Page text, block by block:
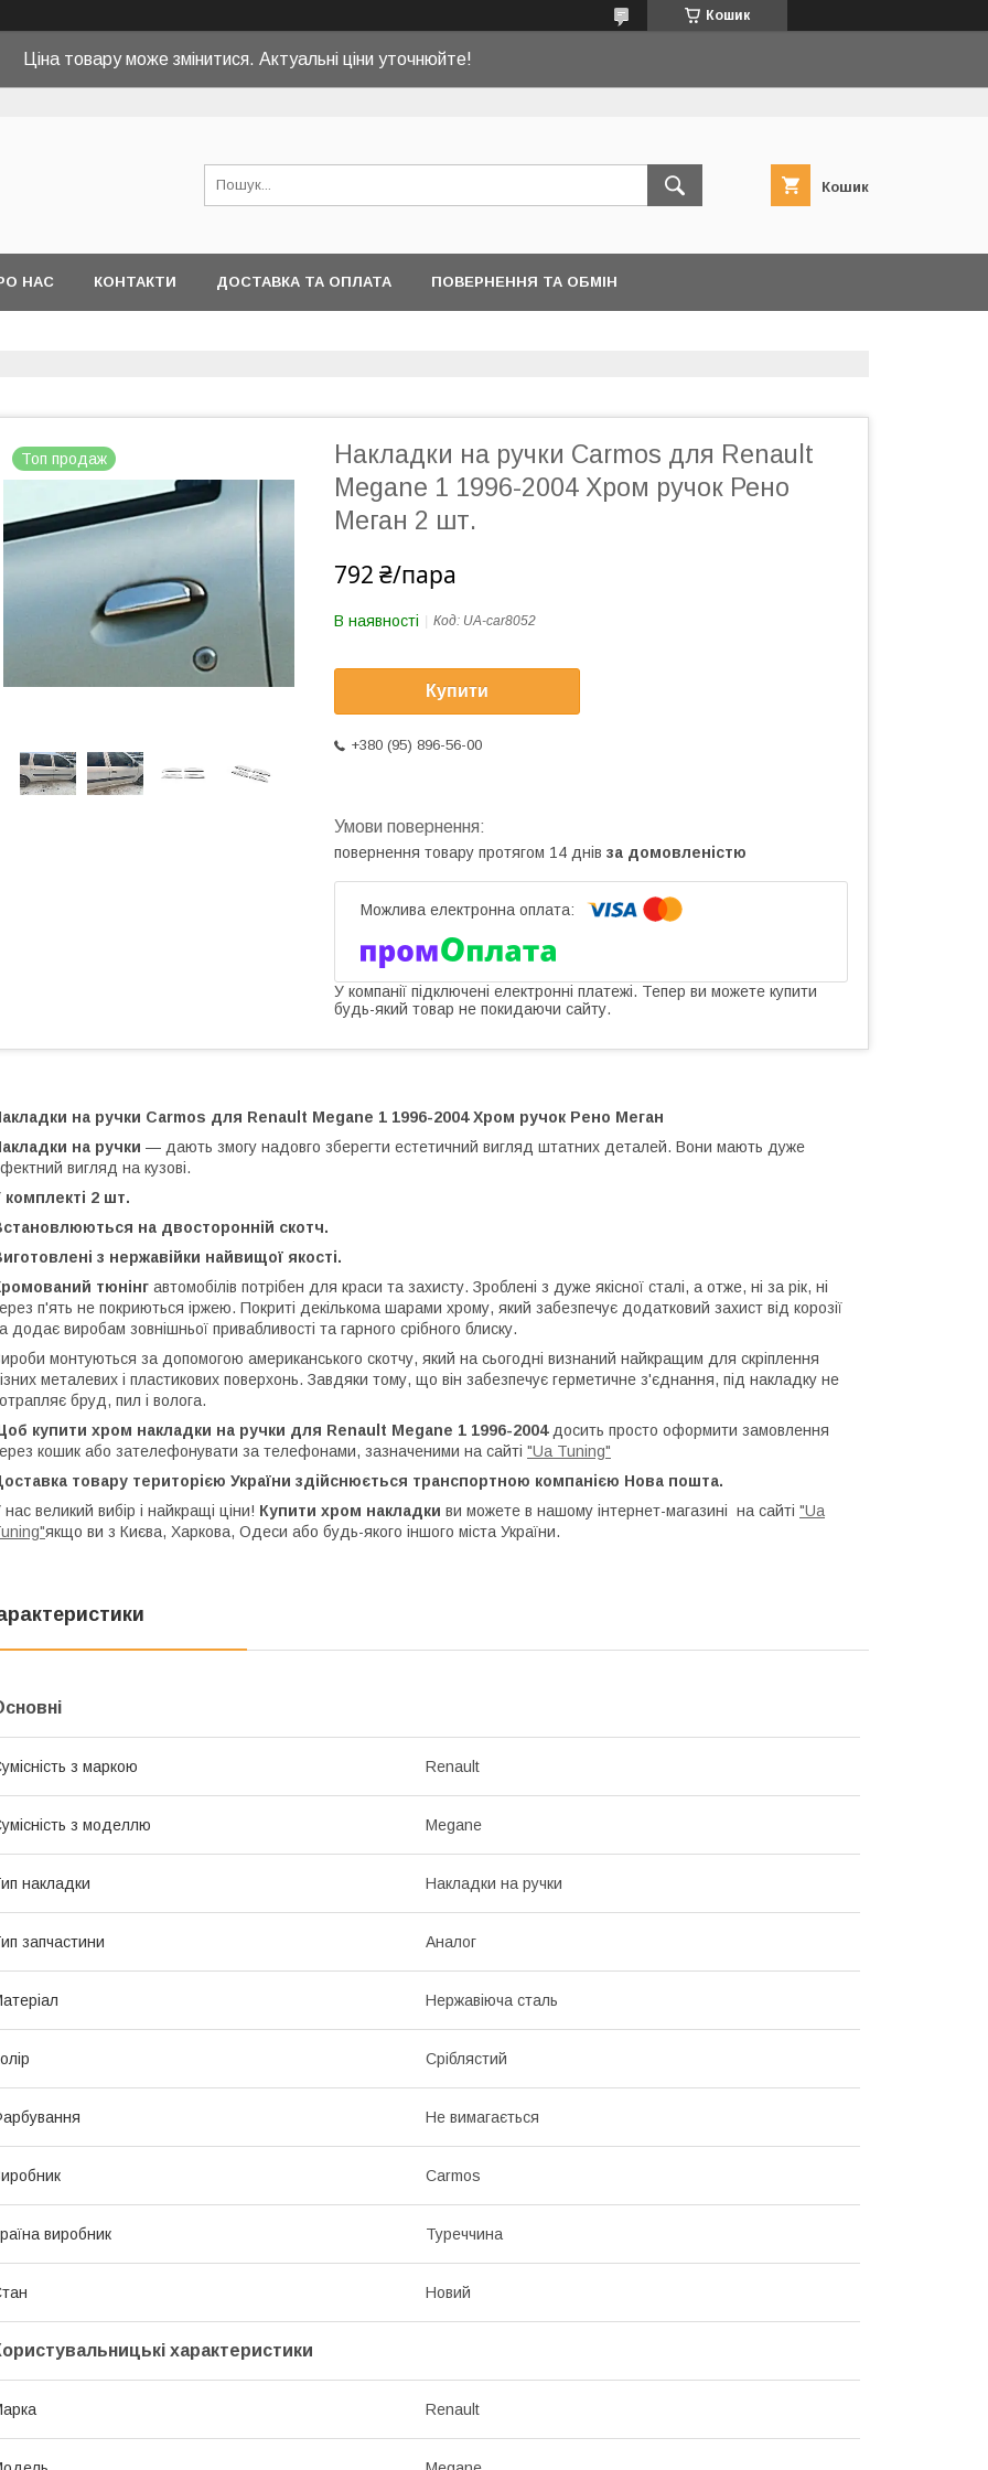
Кошик
Ціна товару може змінитися. Актуальні ціни уточнюйте!
Кошик
НАС КОНТАКТИ ДОСТАВКА ТА ОПЛАТА ПОВЕРНЕННЯ ТА ОБМІН
Топ продаж
Накладки на ручки Carmos для Renault
Megane 1 1996-2004 Хром ручок Рено
Меган 2 шт.
792 ₴/пара
В наявності Код: UA-car8052
Купити
+380 (95) 896-56-00
повернення товару протягом 14 днів за домовленістю
У компанії підключені електронні платежі. Тепер ви можете купити
будь-який товар не покидаючи сайту.
на ручки Carmos для Renault Megane 1 1996-2004 Хром ручок Рено Меган
на ручки — дають змогу надовго зберегти естетичний вигляд штатних деталей. Вони мають дуже
вигляд на кузові.
комплекті 2 шт.
на двосторонній скотч.
з нержавійки найвищої якості.
тюнінг автомобілів потрібен для краси та захисту. Зроблені з дуже якісної сталі, а отже, ні за рік, ні
п'ять не покриються іржею. Покриті декількома шарами хрому, який забезпечує додатковий захист від корозії
додає виробам зовнішньої привабливості та гарного срібного блиску.
монтуються за допомогою американського скотчу, який на сьогодні визнаний найкращим для скріплення
металевих і пластикових поверхонь. Завдяки тому, що він забезпечує герметичне з'єднання, під накладку не
бруд, пил і волога.
купити хром накладки на ручки для Renault Megane 1 1996-2004 досить просто оформити замовлення
кошик або зателефонувати за телефонами, зазначеними на сайті "Ua Tuning"
товару територією України здійснюється транспортною компанією Нова пошта.
нас великий вибір і найкращі ціни! Купити хром накладки ви можете в нашому інтернет-магазині на сайті "Ua
якщо ви з Києва, Харкова, Одеси або будь-якого іншого міста України.
з маркою Renault
з моделлю Megane
накладки Накладки на ручки
запчастини Аналог
Нержавіюча сталь
Сріблястий
Не вимагається
Carmos
виробник Туреччина
Новий
характеристики
Renault